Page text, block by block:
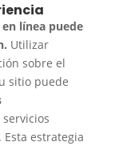
línea puede
Utilizar
sobre el
sitio puede
estrategia